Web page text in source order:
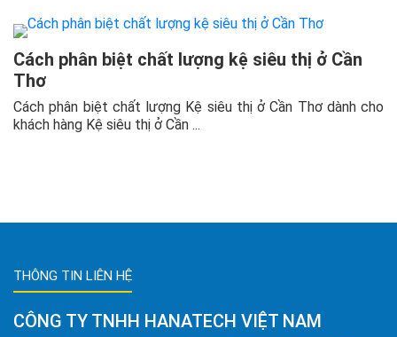
Cách phân biệt chất lượng kệ siêu thị ở Cần
Thơ
Cách phân biệt chất lượng Kệ siêu thị ở Cần Thơ dành cho
khách hàng Kệ siêu thị ở Cần ...
THÔNG TIN LIÊN HỆ
CÔNG TY TNHH HANATECH VIỆT NAM